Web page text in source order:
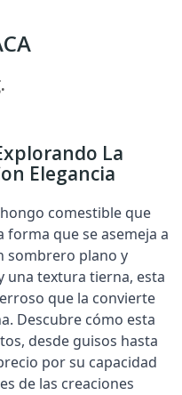
La
Elegancia
comestible que
que se asemeja a
sombrero plano y
una textura tierna, esta
que la convierte
Descubre cómo esta
desde guisos hasta
por su capacidad
de las creaciones